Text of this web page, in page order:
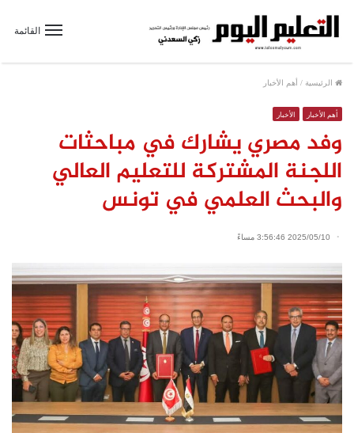
القائمة
الرئيسية / أهم الأخبار
أهم الأخبار الأخبار
وفد مصري يشارك في مباحثات
اللجنة المشتركة للتعليم العالي
والبحث العلمي في تونس
2025/05/10 3:56:46 مساءً